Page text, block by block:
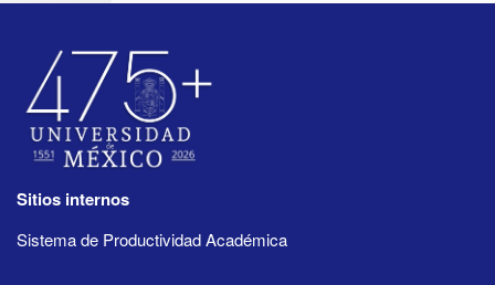
Sitios internos
Sistema de Productividad Académica